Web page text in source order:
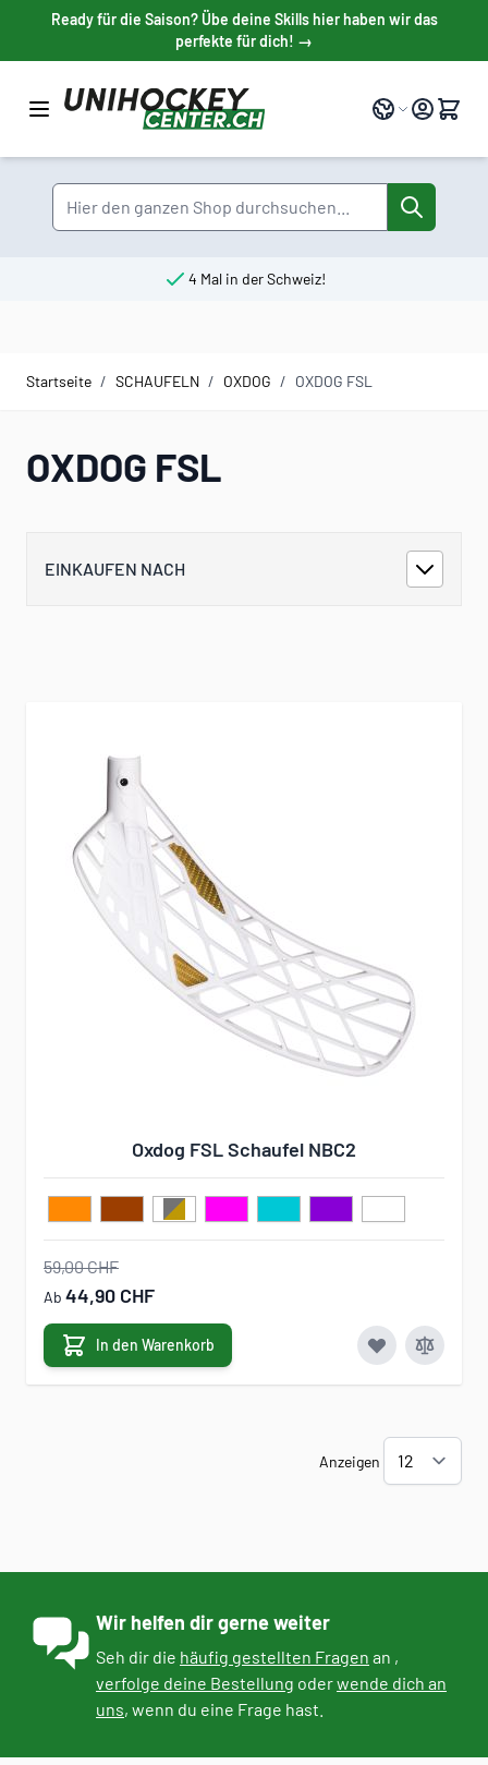
Direkt zum Inhalt
Ready für die Saison? Übe deine Skills hier haben wir das
perfekte für dich! →
Sprache
Suche
4 Mal in der Schweiz!
Startseite / SCHAUFELN / OXDOG / OXDOG FSL
OXDOG FSL
EINKAUFEN NACH
Oxdog FSL Schaufel NBC2
59,00 CHF
Ab 44,90 CHF
In den Warenkorb
Anzeigen
Wir helfen dir gerne weiter
Seh dir die häufig gestellten Fragen an ,
verfolge deine Bestellung oderwende dich an
uns, wenn du eine Frage hast.